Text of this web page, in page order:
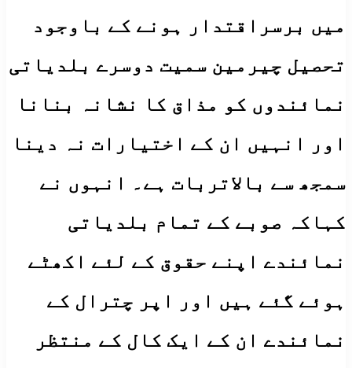
میں برسراقتدار ہونے کے باوجود
تحصیل چیرمین سمیت دوسرے بلدیاتی
نمائندوں کو مذاق کا نشانہ بنانا
اور انہیں ان کے اختیارات نہ دینا
سمجھ سے بالاتربات ہے۔ انہوں نے
کہاکہ صوبے کے تمام بلدیاتی
نمائندے اپنے حقوق کے لئے اکھٹے
ہوئے گئے ہیں اور اپر چترال کے
نمائندے ان کے ایک کال کے منتظر